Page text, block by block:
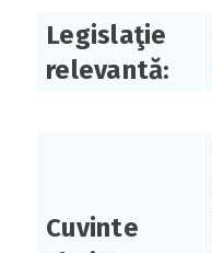
Legislaţie
relevantă:
Cuvinte